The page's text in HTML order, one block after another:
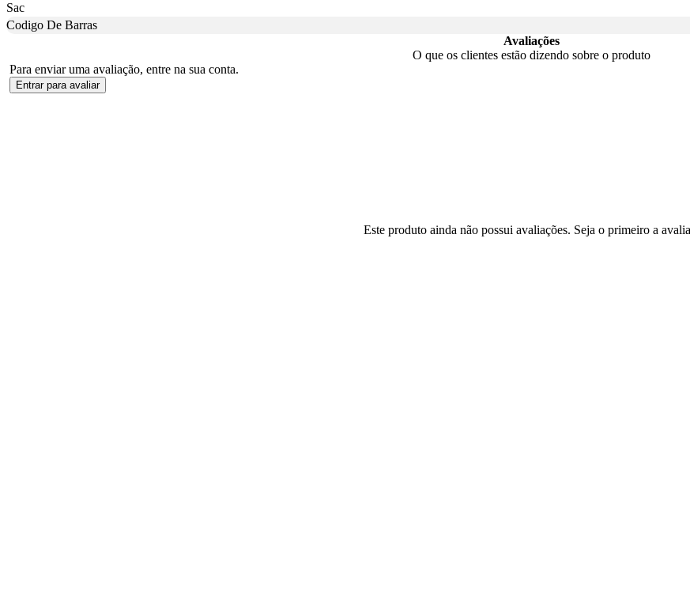
Sac
Codigo De Barras
Avaliações
O que os clientes estão dizendo sobre o produto
Para enviar uma avaliação, entre na sua conta.
Entrar para avaliar
Este produto ainda não possui avaliações. Seja o primeiro a